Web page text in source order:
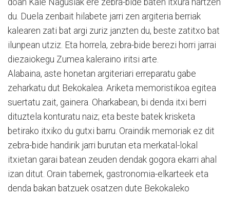
doan Kale Nagusiak ere zebra-bide baten itxura hartzen
du. Duela zenbait hilabete jarri zen argiteria berriak
kalearen zati bat argi zuriz janzten du, beste zatitxo bat
ilunpean utziz. Eta horrela, zebra-bide berezi horri jarrai
diezaiokegu Zumea kaleraino iritsi arte.
Alabaina, aste honetan argiteriari erreparatu gabe
zeharkatu dut Bekokalea. Ariketa memoristikoa egitea
suertatu zait, gainera. Oharkabean, bi denda itxi berri
dituztela konturatu naiz; eta beste batek krisketa
betirako itxiko du gutxi barru. Oraindik memoriak ez dit
zebra-bide handirik jarri burutan eta merkatal-lokal
itxietan garai batean zeuden dendak gogora ekarri ahal
izan ditut. Orain tabernek, gastronomia-elkarteek eta
denda bakan batzuek osatzen dute Bekokaleko